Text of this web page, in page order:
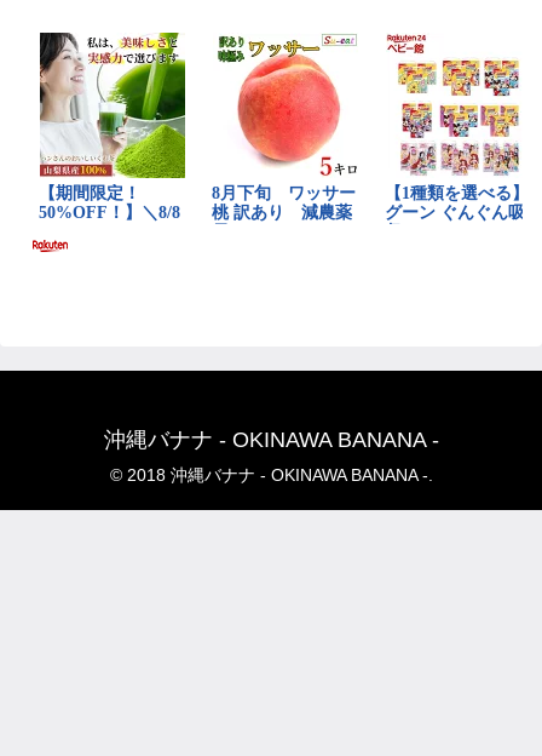
沖縄バナナ - OKINAWA BANANA -
© 2018 沖縄バナナ - OKINAWA BANANA -.